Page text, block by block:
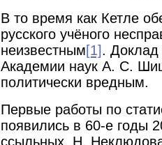
В то время как Кетле
русского учёного
неизвестным[1]. Доклад
Академии наук А. С.
политически вредным.
Первые работы по
по­явились в 60-е годы
ссыльных, Н.